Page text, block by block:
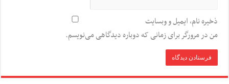
ذخیره نام، ایمیل و وبسایت
من در مرورگر برای زمانی که دوباره دیدگاهی می‌نویسم.